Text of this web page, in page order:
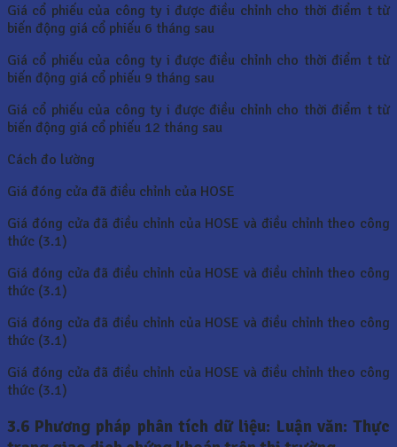
Giá cổ phiếu của công ty i được điều chỉnh cho thời điểm t từ
biến động giá cổ phiếu 6 tháng sau
Giá cổ phiếu của công ty i được điều chỉnh cho thời điểm t từ
biến động giá cổ phiếu 9 tháng sau
Giá cổ phiếu của công ty i được điều chỉnh cho thời điểm t từ
biến động giá cổ phiếu 12 tháng sau
Cách đo lường
Giá đóng cửa đã điều chỉnh của HOSE
Giá đóng cửa đã điều chỉnh của HOSE và điều chỉnh theo công
thức (3.1)
Giá đóng cửa đã điều chỉnh của HOSE và điều chỉnh theo công
thức (3.1)
Giá đóng cửa đã điều chỉnh của HOSE và điều chỉnh theo công
thức (3.1)
Giá đóng cửa đã điều chỉnh của HOSE và điều chỉnh theo công
thức (3.1)
3.6 Phương pháp phân tích dữ liệu: Luận văn: Thực